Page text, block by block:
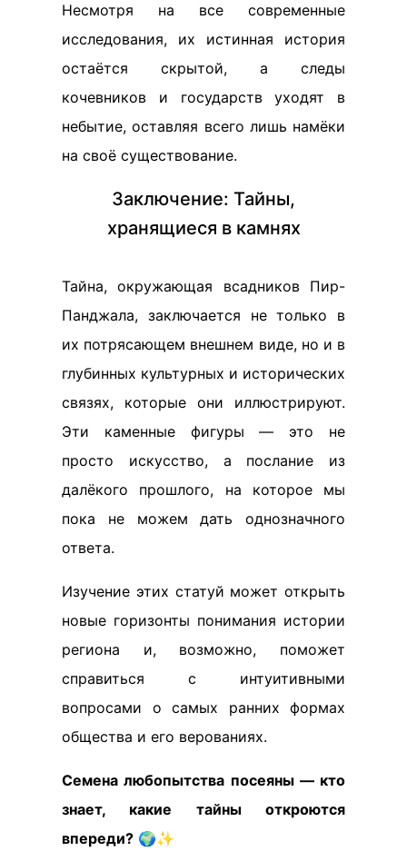
Несмотря на все современные
исследования, их истинная история
остаётся скрытой, а следы
кочевников и государств уходят в
небытие, оставляя всего лишь намёки
на своё существование.
Заключение: Тайны,
хранящиеся в камнях
Тайна, окружающая всадников Пир-
Панджала, заключается не только в
их потрясающем внешнем виде, но и в
глубинных культурных и исторических
связях, которые они иллюстрируют.
Эти каменные фигуры — это не
просто искусство, а послание из
далёкого прошлого, на которое мы
пока не можем дать однозначного
ответа.
Изучение этих статуй может открыть
новые горизонты понимания истории
региона и, возможно, поможет
справиться с интуитивными
вопросами о самых ранних формах
общества и его верованиях.
Семена любопытства посеяны — кто
знает, какие тайны откроются
впереди? 🌍✨